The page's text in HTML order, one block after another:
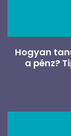
Hogyan
a pénz?